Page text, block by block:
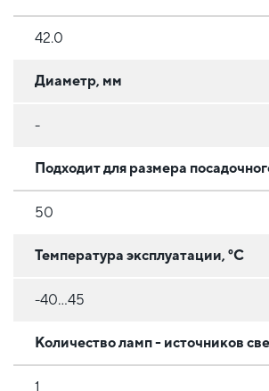
42.0
Диаметр, мм
-
Подходит для размера
50
Температура эксплуатации, °C
-40...45
Количество ламп - источников
1